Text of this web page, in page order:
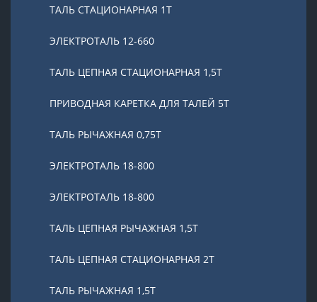
ТАЛЬ СТАЦИОНАРНАЯ 1Т
ЭЛЕКТРОТАЛЬ 12-660
ТАЛЬ ЦЕПНАЯ СТАЦИОНАРНАЯ 1,5Т
ПРИВОДНАЯ КАРЕТКА ДЛЯ ТАЛЕЙ 5Т
ТАЛЬ РЫЧАЖНАЯ 0,75Т
ЭЛЕКТРОТАЛЬ 18-800
ЭЛЕКТРОТАЛЬ 18-800
ТАЛЬ ЦЕПНАЯ РЫЧАЖНАЯ 1,5Т
ТАЛЬ ЦЕПНАЯ СТАЦИОНАРНАЯ 2Т
ТАЛЬ РЫЧАЖНАЯ 1,5Т